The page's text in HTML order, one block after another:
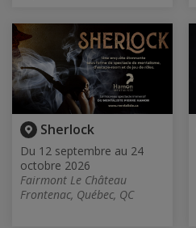
Sherlock
Du 12 septembre au 24
octobre 2026
Fairmont Le Château
Frontenac, Québec, QC